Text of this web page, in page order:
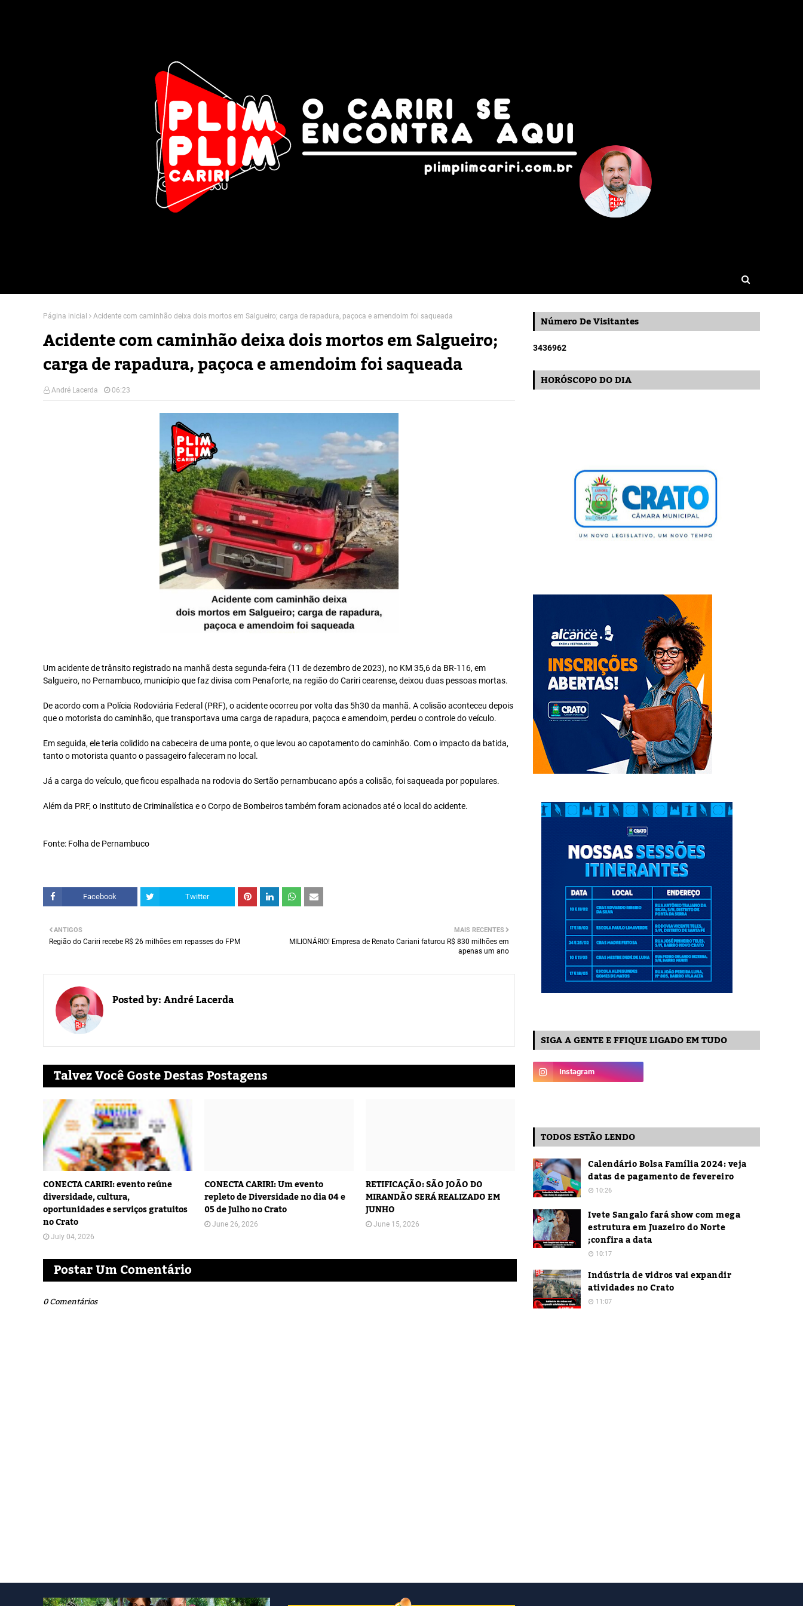
Página inicial Acidente com caminhão deixa dois mortos em Salgueiro; carga de rapadura, paçoca e amendoim foi saqueada
Acidente com caminhão deixa dois mortos em Salgueiro;
carga de rapadura, paçoca e amendoim foi saqueada
André Lacerda 06:23
Um acidente de trânsito registrado na manhã desta segunda-feira (11 de dezembro de 2023), no KM 35,6 da BR-116, em
Salgueiro, no Pernambuco, município que faz divisa com Penaforte, na região do Cariri cearense, deixou duas pessoas mortas.
De acordo com a Polícia Rodoviária Federal (PRF), o acidente ocorreu por volta das 5h30 da manhã. A colisão aconteceu depois
que o motorista do caminhão, que transportava uma carga de rapadura, paçoca e amendoim, perdeu o controle do veículo.
Em seguida, ele teria colidido na cabeceira de uma ponte, o que levou ao capotamento do caminhão. Com o impacto da batida,
tanto o motorista quanto o passageiro faleceram no local.
Já a carga do veículo, que ficou espalhada na rodovia do Sertão pernambucano após a colisão, foi saqueada por populares.
Além da PRF, o Instituto de Criminalística e o Corpo de Bombeiros também foram acionados até o local do acidente.
Fonte: Folha de Pernambuco
Facebook Twitter
MAIS RECENTES
MILIONÁRIO! Empresa de Renato Cariani faturou R$ 830 milhões em
apenas um ano
ANTIGOS
Região do Cariri recebe R$ 26 milhões em repasses do FPM
Posted by:André Lacerda
Talvez Você Goste Destas Postagens
CONECTA CARIRI: evento reúne
diversidade, cultura,
oportunidades e serviços gratuitos
no Crato
July 04, 2026
CONECTA CARIRI: Um evento
repleto de Diversidade no dia 04 e
05 de Julho no Crato
June 26, 2026
RETIFICAÇÃO: SÃO JOÃO DO
MIRANDÃO SERÁ REALIZADO EM
JUNHO
June 15, 2026
Postar Um Comentário
0 Comentários
Número De Visitantes
3436962
HORÓSCOPO DO DIA
SIGA A GENTE E FFIQUE LIGADO EM TUDO
TODOS ESTÃO LENDO
Calendário Bolsa Família 2024: veja
datas de pagamento de fevereiro
10:26
Ivete Sangalo fará show com mega
estrutura em Juazeiro do Norte
;confira a data
10:17
Indústria de vidros vai expandir
atividades no Crato
11:07